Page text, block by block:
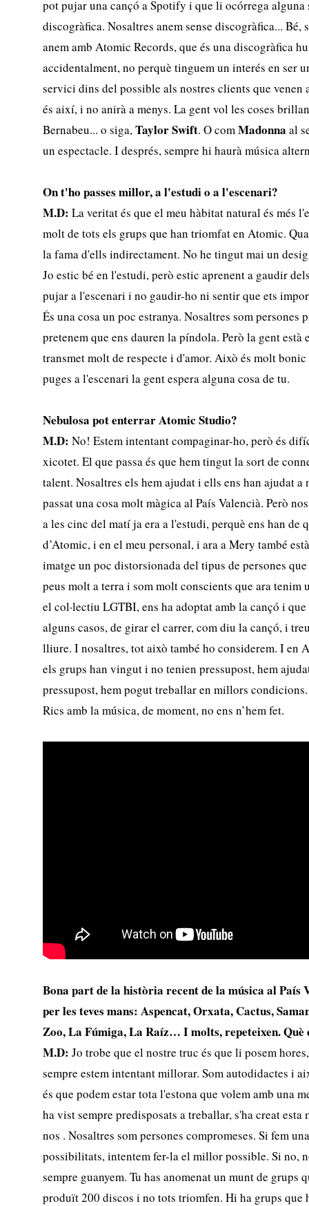
pot pujar una cançó a Spotify i que li ocórrega alguna
discogràfica. Nosaltres anem sense discogràfica... Bé,
anem amb Atomic Records, que és una discogràfica
accidentalment, no perquè tinguem un interés en ser
servici dins del possible als nostres clients que
és així, i no anirà a menys. La gent vol les coses
Bernabeu... o siga,Taylor Swift. O comMadonna al
un espectacle. I després, sempre hi haurà música
On t'ho passes millor, a l'estudi o a l'escenari?
M.D:La veritat és que el meu hàbitat natural és més
molt de tots els grups que han triomfat en Atomic.
la fama d'ells indirectament. No he tingut mai un
Jo estic bé en l'estudi, però estic aprenent a gaudir
pujar a l'escenari i no gaudir-ho ni sentir que ets
És una cosa un poc estranya. Nosaltres som
pretenem que ens dauren la píndola. Però la gent està
transmet molt de respecte i d'amor. Això és molt
puges a l'escenari la gent espera alguna cosa de tu.
Nebulosa pot enterrar Atomic Studio?
M.D: No! Estem intentant compaginar-ho, però és
xicotet. El que passa és que hem tingut la sort de
talent. Nosaltres els hem ajudat i ells ens han ajudat
passat una cosa molt màgica al País Valencià. Però
a les cinc del matí ja era a l'estudi, perquè ens han
d’Atomic, i en el meu personal, i ara a Mery també
imatge un poc distorsionada del tipus de persones
peus molt a terra i som molt conscients que ara tenim
el col·lectiu LGTBI, ens ha adoptat amb la cançó i
alguns casos, de girar el carrer, com diu la cançó, i
lliure. I nosaltres, tot això també ho considerem. I en
els grups han vingut i no tenien pressupost, hem
pressupost, hem pogut treballar en millors
Rics amb la música, de moment, no ens n’hem fet.
Bona part de la història recent de la música al País
per les teves mans: Aspencat, Orxata, Cactus,
Zoo, La Fúmiga, La Raíz… I molts, repeteixen. Què
M.D: Jo trobe que el nostre truc és que li posem
sempre estem intentant millorar. Som autodidactes i
és que podem estar tota l'estona que volem amb una
ha vist sempre predisposats a treballar, s'ha creat esta
nos . Nosaltres som persones compromeses. Si fem
possibilitats, intentem fer-la el millor possible. Si no,
sempre guanyem. Tu has anomenat un munt de grups
produït 200 discos i no tots triomfen. Hi ha grups que